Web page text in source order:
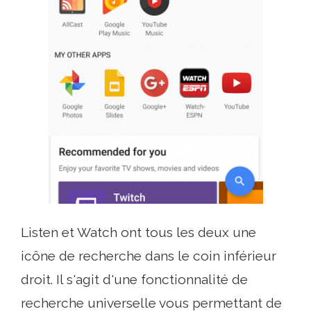
Listen et Watch ont tous les deux une
icône de recherche dans le coin inférieur
droit. Il s'agit d'une fonctionnalité de
recherche universelle vous permettant de